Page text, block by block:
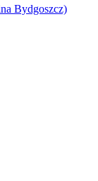
Bydgoszcz)